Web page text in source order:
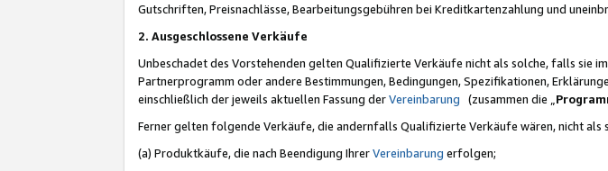
Gutschriften, Preisnachlässe, Bearbeitungsgebühren bei Kreditkartenzahlung und
2. Ausgeschlossene Verkäufe
Unbeschadet des Vorstehenden gelten Qualifizierte Verkäufe nicht als solche, falls sie
Partnerprogramm oder andere Bestimmungen, Bedingungen, Spezifikationen,
einschließlich der jeweils aktuellen Fassung derVereinbarung (zusammen die „
Ferner gelten folgende Verkäufe, die andernfalls Qualifizierte Verkäufe wären, nicht als
(a) Produktkäufe, die nach Beendigung IhrerVereinbarung erfolgen;